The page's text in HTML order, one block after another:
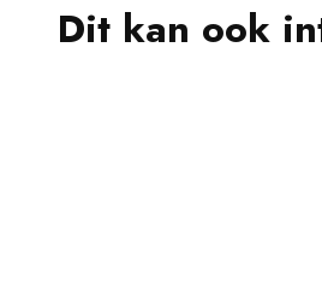
Dit kan ook